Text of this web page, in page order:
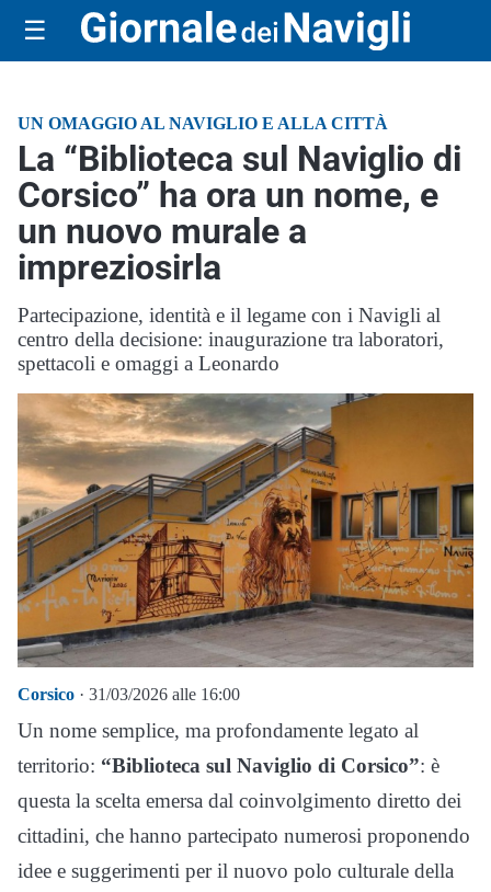
☰
UN OMAGGIO AL NAVIGLIO E ALLA CITTÀ
La “Biblioteca sul Naviglio di
Corsico” ha ora un nome, e
un nuovo murale a
impreziosirla
Partecipazione, identità e il legame con i Navigli al
centro della decisione: inaugurazione tra laboratori,
spettacoli e omaggi a Leonardo
Corsico · 31/03/2026 alle 16:00
Un nome semplice, ma profondamente legato al
territorio: “Biblioteca sul Naviglio di Corsico”: è
questa la scelta emersa dal coinvolgimento diretto dei
cittadini, che hanno partecipato numerosi proponendo
idee e suggerimenti per il nuovo polo culturale della